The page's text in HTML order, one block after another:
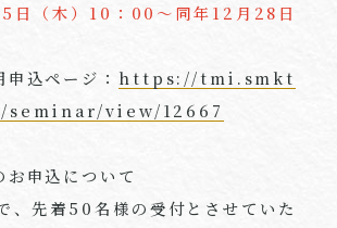
日（木）10：00～同年12月28日
込ページ： https://tmi.smkt
view/12667
申込について
、先着50名様の受付とさせていた